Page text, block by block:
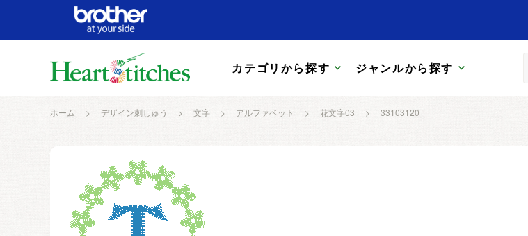
カテゴリから探す ジャンルから探す
ホーム > デザイン刺しゅう > 文字 > アルファベット > 花文字03 > 33103120